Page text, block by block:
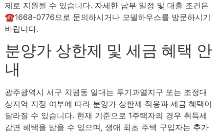
제로 지원될 수 있습니다. 자세한 납부 일정 및 대출 조건은
☎1668-0776으로 문의하시거나 모델하우스를 방문하시기
바랍니다.
분양가 상한제 및 세금 혜택 안
내
광주광역시 서구 치평동 일대는 투기과열지구 또는 조정대
상지역 지정 여부에 따라 분양가 상한제 적용과 세금 혜택이
달라질 수 있습니다. 현재 기준으로 1주택자의 경우 취득세
감면 혜택을 받을 수 있으며, 생애 최초 주택 구입자는 추가